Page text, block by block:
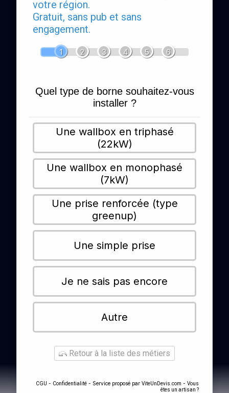
votre région.
Gratuit, sans pub et sans
engagement.
1 2 3 4 5 6
Quel type de borne souhaitez-vous
installer ?
Une wallbox en triphasé
(22kW)
Une wallbox en monophasé
(7kW)
Une prise renforcée (type
greenup)
Une simple prise
Je ne sais pas encore
Autre
Retour à la liste des métiers
CGU - Confidentialité - Service proposé par ViteUnDevis.com - Vous
êtes un artisan ?